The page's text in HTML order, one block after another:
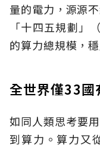
量的電力，源源
「十四五規劃」
的算力總規模，
全世界僅33國
如同人類思考要
到算力。算力又